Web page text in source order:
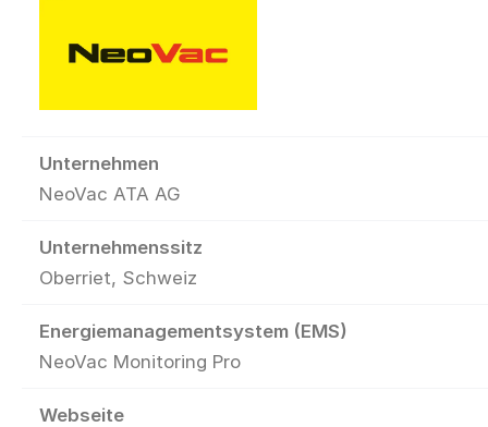
Unternehmen
NeoVac ATA AG
Unternehmenssitz
Oberriet, Schweiz
Energiemanagementsystem (EMS)
NeoVac Monitoring Pro
Webseite